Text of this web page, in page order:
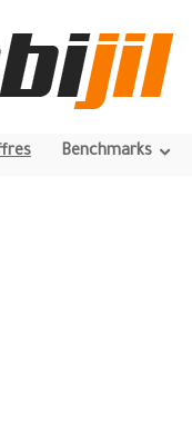
Benchmarks